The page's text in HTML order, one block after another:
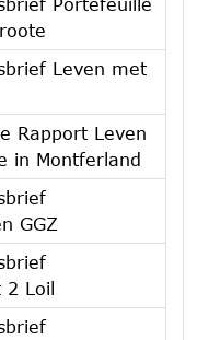
Leven met
Rapport Leven
in Montferland
GGZ
2 Loil